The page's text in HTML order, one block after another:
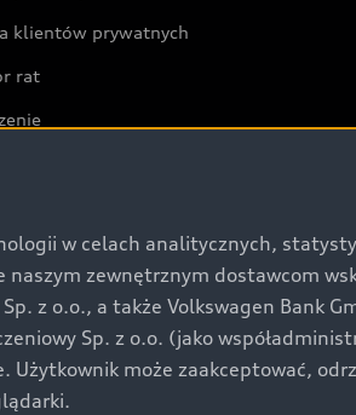
klientów prywatnych
rat
i historie postępu
w celach analitycznych,
zewnętrznym dostawcom
z o.o., a także Volkswagen Bank
Sp. z o.o. (jako
Użytkownik może zaakceptować,